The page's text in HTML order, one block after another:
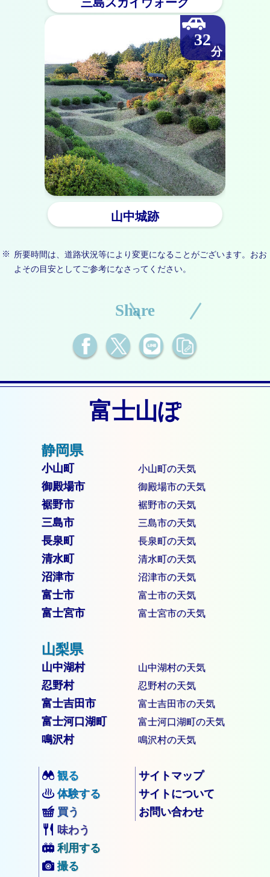
Share
山中城跡
32
所要時間は、道路状況等により変更になることがございます。おお
よその目安としてご参考になさってください。
富士山ぽ
小山町
御殿場市
裾野市
三島市
長泉町
清水町
沼津市
富士市
富士宮市
小山町の天気
御殿場市の天気
裾野市の天気
三島市の天気
長泉町の天気
清水町の天気
沼津市の天気
富士市の天気
富士宮市の天気
山中湖村
忍野村
富士吉田市
富士河口湖町
鳴沢村
山中湖村の天気
忍野村の天気
富士吉田市の天気
富士河口湖町の天気
鳴沢村の天気
観る
体験する
買う
味わう
利用する
撮る
サイトマップ
サイトについて
お問い合わせ